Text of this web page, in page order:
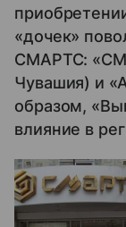
«дочек»
СМАРТС:
Чувашия) и
образом,
влияние в